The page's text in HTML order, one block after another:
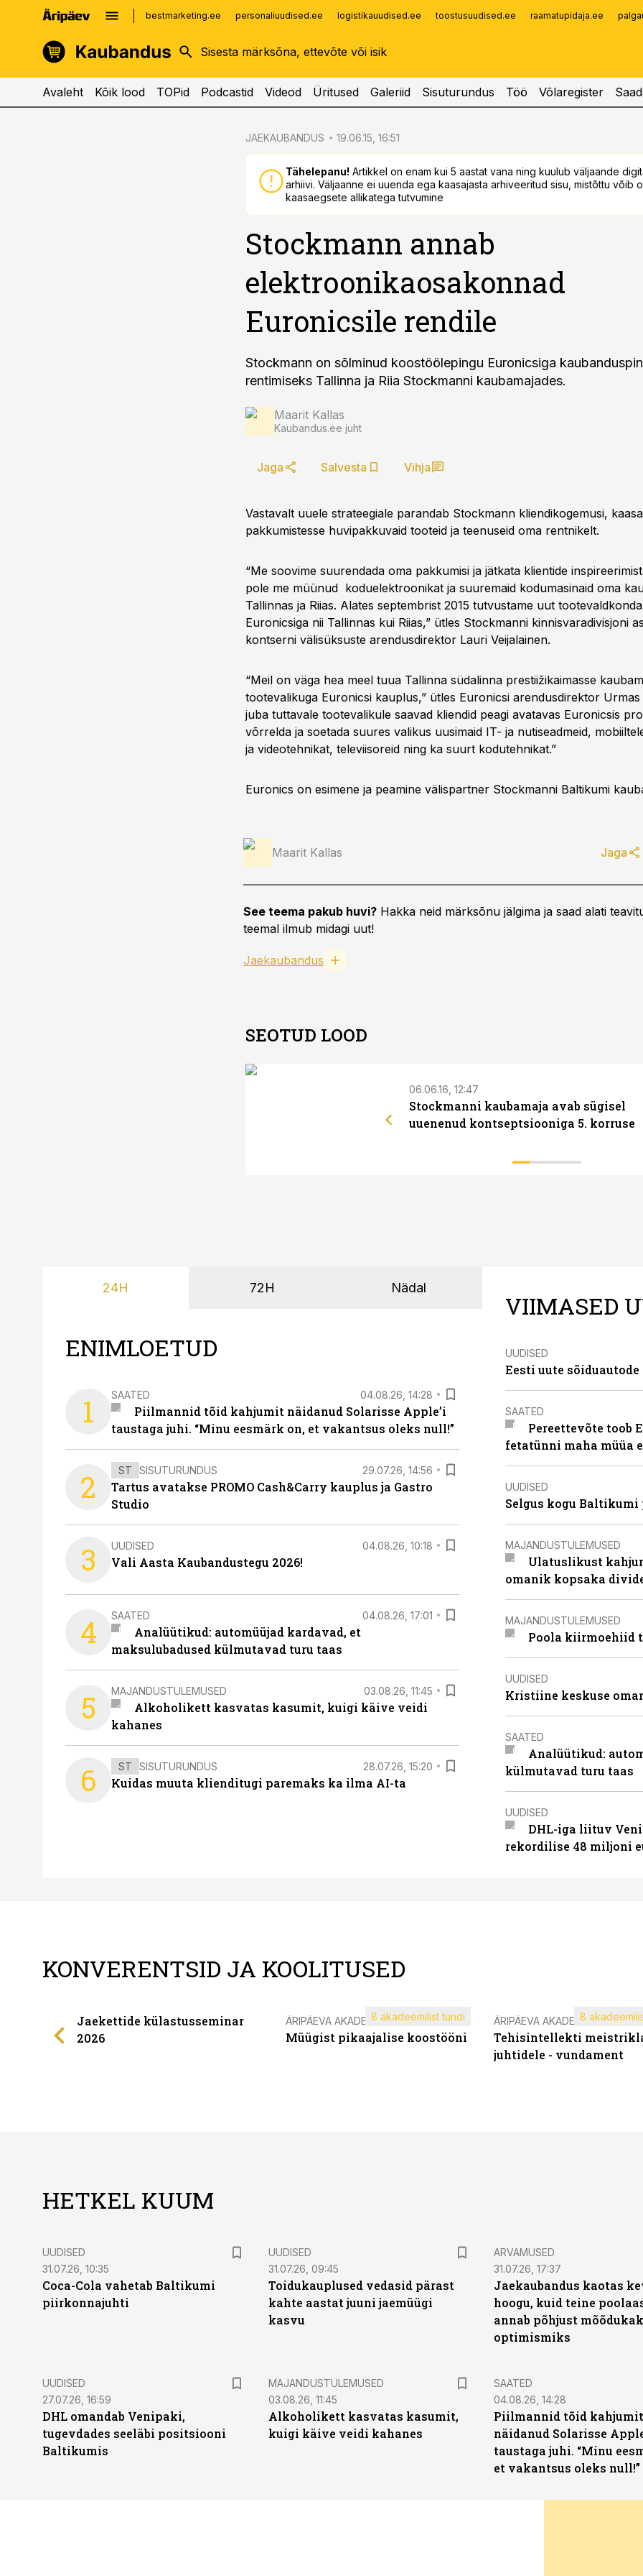
bestmarketing.ee personaliuudised.ee logistikauudised.ee toostusuudised.ee raamatupidaja.ee
kinnisvarauudised.ee
logistikauudised.ee
imelineajalugu.ee
Infopank
Avaleht Kõik lood TOPid Podcastid Videod Üritused Galeriid Sisuturundus Töö Võlaregister
JAEKAUBANDUS 19.06.15, 16:51
Tähelepanu! Artikkel on enam kui 5 aastat vana ning kuulub väljaande
arhiivi. Väljaanne ei uuenda ega kaasajasta arhiveeritud sisu, mistõttu võib
kaasaegsete allikatega tutvumine
Stockmann annab
elektroonikaosakonnad
Euronicsile rendile
Stockmann on sõlminud koostöölepingu Euronicsiga
rentimiseks Tallinna ja Riia Stockmanni kaubamajades.
Maarit Kallas
Kaubandus.ee juht
Jaga Salvesta Vihja
Vastavalt uuele strateegiale parandab Stockmann kliendikogemusi,
pakkumistesse huvipakkuvaid tooteid ja teenuseid oma rentnikelt.
“Me soovime suurendada oma pakkumisi ja jätkata klientide
pole me müünud koduelektroonikat ja suuremaid kodumasinaid oma
Tallinnas ja Riias. Alates septembrist 2015 tutvustame uut
Euronicsiga nii Tallinnas kui Riias,” ütles Stockmanni kinnisvaradivisjoni
kontserni välisüksuste arendusdirektor Lauri Veijalainen.
“Meil on väga hea meel tuua Tallinna südalinna prestiižikaimasse
tootevalikuga Euronicsi kauplus,” ütles Euronicsi arendusdirektor Urmas
juba tuttavale tootevalikule saavad kliendid peagi avatavas Euronicsis
võrrelda ja soetada suures valikus uusimaid IT- ja nutiseadmeid,
ja videotehnikat, televiisoreid ning ka suurt kodutehnikat.”
Euronics on esimene ja peamine välispartner Stockmanni Baltikumi
Maarit Kallas Jaga
See teema pakub huvi? Hakka neid märksõnu jälgima ja saad alati
teemal ilmub midagi uut!
Jaekaubandus
SEOTUD LOOD
06.06.16, 12:47
Stockmanni kaubamaja avab sügisel
uuenenud kontseptsiooniga 5. korruse
24H 72H Nädal
ENIMLOETUD
1 SAATED 04.08.26, 14:28
Piilmannid tõid kahjumit näidanud Solarisse Apple’i
taustaga juhi. “Minu eesmärk on, et vakantsus oleks null!”
2 ST SISUTURUNDUS 29.07.26, 14:56
Tartus avatakse PROMO Cash&Carry kauplus ja Gastro
Studio
3 UUDISED 04.08.26, 10:18
Vali Aasta Kaubandustegu 2026!
4 SAATED 04.08.26, 17:01
Analüütikud: automüüjad kardavad, et
maksulubadused külmutavad turu taas
5 MAJANDUSTULEMUSED 03.08.26, 11:45
Alkoholikett kasvatas kasumit, kuigi käive veidi
kahanes
6 ST SISUTURUNDUS 28.07.26, 15:20
Kuidas muuta klienditugi paremaks ka ilma AI-ta
VIIMASED
UUDISED
Eesti uute
SAATED
Pereettevõte toob
fetatünni maha müüa
UUDISED
Selgus kogu
MAJANDUSTULEMUSED
Ulatuslikust
omanik kopsaka
MAJANDUSTULEMUSED
Poola kiirmoehiid
UUDISED
Kristiine keskuse
SAATED
Analüütikud:
külmutavad turu taas
UUDISED
DHL-iga liituv
rekordilise 48 miljoni
KONVERENTSID JA KOOLITUSED
Jaekettide külastusseminar
2026
ÄRIPÄEVA AKADEEMIA
Müügist pikaajalise koostööni
8 akadeemilist tundi ÄRIPÄEVA AKADEEMIA
Tehisintellekti
juhtidele - vundament
8
HETKEL KUUM
UUDISED
31.07.26, 10:35
Coca-Cola vahetab Baltikumi
piirkonnajuhti
UUDISED
31.07.26, 09:45
Toidukauplused vedasid pärast
kahte aastat juuni jaemüügi
kasvu
ARVAMUSED
31.07.26, 17:37
Jaekaubandus kaotas
hoogu, kuid teine
annab põhjust
optimismiks
UUDISED
27.07.26, 16:59
DHL omandab Venipaki,
tugevdades seeläbi positsiooni
Baltikumis
MAJANDUSTULEMUSED
03.08.26, 11:45
Alkoholikett kasvatas kasumit,
kuigi käive veidi kahanes
SAATED
04.08.26, 14:28
Piilmannid tõid kahjumit
näidanud Solarisse
taustaga juhi. “Minu
et vakantsus oleks null!”